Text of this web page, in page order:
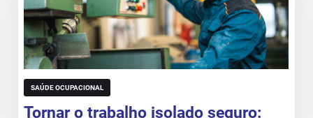
SAÚDE OCUPACIONAL
Tornar o trabalho isolado seguro: